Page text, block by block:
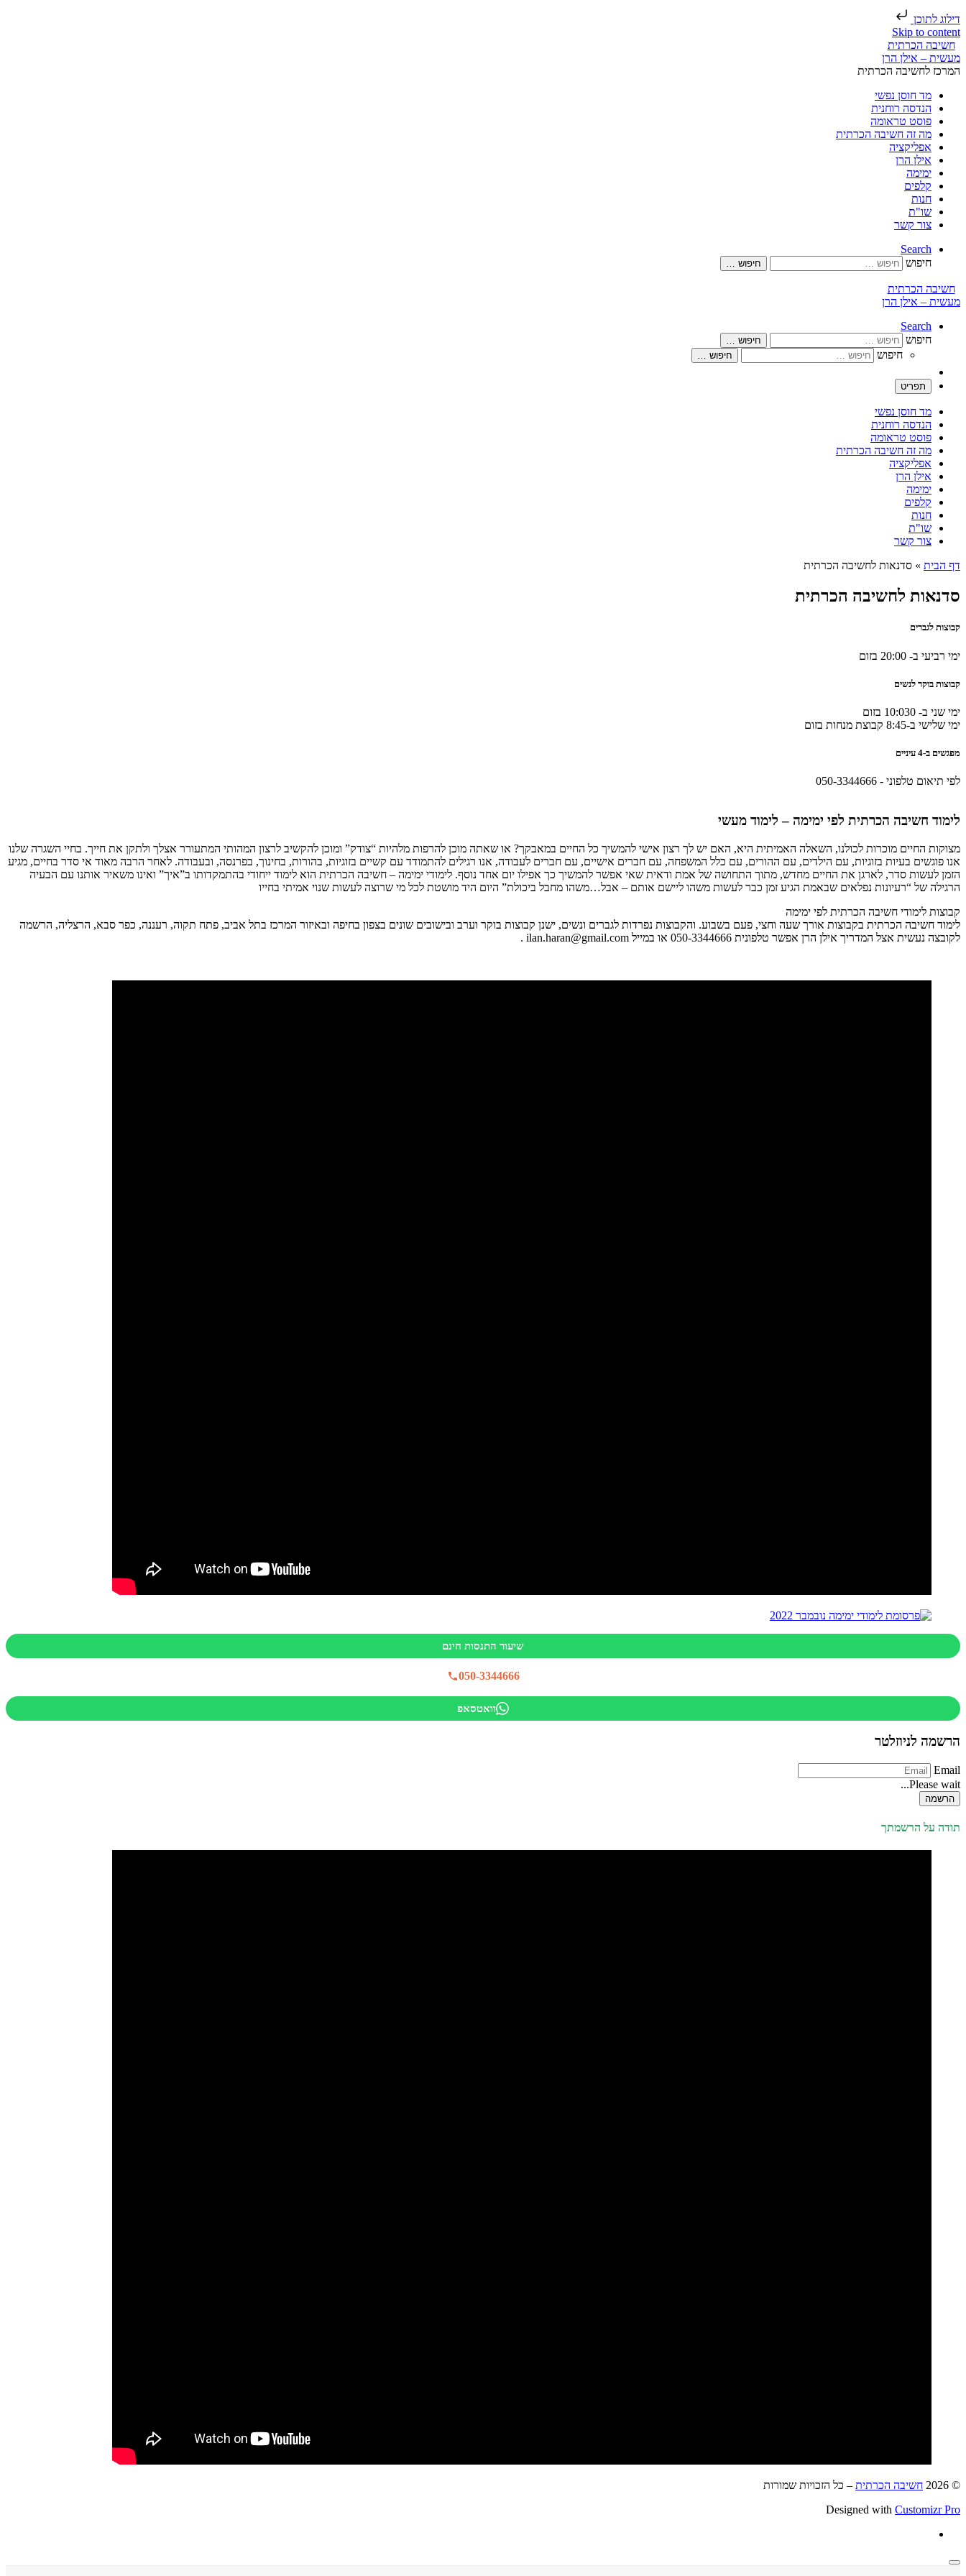
דילוג לתוכן
Skip to content
חשיבה הכרתית
המרכז לחשיבה הכרתית
מד חוסן נפשי
הנדסה רוחנית
פוסט טראומה
מה זה חשיבה הכרתית
אפליקציה
אילן הרן
ימימה
קלפים
חנות
שו"ת
צור קשר
Search
חיפוש
חיפוש …
חשיבה הכרתית
Search
חיפוש
חיפוש …
חיפוש חיפוש …
תפריט
מד חוסן נפשי
הנדסה רוחנית
פוסט טראומה
מה זה חשיבה הכרתית
אפליקציה
אילן הרן
ימימה
קלפים
חנות
שו"ת
צור קשר
דף הבית » סדנאות לחשיבה הכרתית
סדנאות לחשיבה הכרתית
קבוצות לגברים
ימי רביעי ב- 20:00 בזום
קבוצות בוקר לנשים
ימי שני ב- 10:030 בזום
ימי שלישי ב-8:45 קבוצת מנחות בזום
מפגשים ב-4 עיניים
לפי תיאום טלפוני - 050-3344666
לימוד חשיבה הכרתית לפי ימימה – לימוד מעשי
מצוקות החיים מוכרות לכולנו, השאלה האמיתית היא, האם יש לך רצון אישי להמשיך כל החיים במאבקך? או שאתה מוכן להרפות מלהיות “צודק” ומוכן להקשיב לרצון המהותי המתעורר אצלך ולתקן את חייך. בחיי השגרה שלנו
אנו פוגשים בעיות בזוגיות, עם הילדים, עם ההורים, עם כלל המשפחה, עם חברים אישיים, עם חברים לעבודה, אנו רגילים להתמודד עם קשיים בזוגיות, בהורות, בחינוך, בפרנסה, ובעבודה. לאחר הרבה מאוד אי סדר בחיים, מגיע
הזמן לעשות סדר, לארגן את החיים מחדש, מתוך התחושה של אמת ודאית שאי אפשר להמשיך כך אפילו יום אחד נוסף. לימודי ימימה – חשיבה הכרתית הוא לימוד ייחודי בהתמקדותו ב”איך” ואינו משאיר אותנו עם הבעיה
הרגילה של “רעיונות נפלאים שבאמת הגיע זמן כבר לעשות משהו ליישם אותם – אבל…משהו מחבל ביכולת” היום היד מושטת לכל מי שרוצה לעשות שנוי אמיתי בחייו
קבוצות לימודי חשיבה הכרתית לפי ימימה
לימוד חשיבה הכרתית בקבוצות אורך שעה וחצי, פעם בשבוע. והקבוצות נפרדות לגברים ונשים, ישנן קבוצות בוקר וערב ובישובים שונים בצפון בחיפה ובאיזור המרכז בתל אביב, פתח תקוה, רעננה, כפר סבא, הרצליה, הרשמה
לקובצה נעשית אצל המדריך אילן הרן אפשר טלפונית 050-3344666 או במייל ilan.haran@gmail.com .
שיעור התנסות חינם
050-3344666
וואטסאפ
הרשמה לניוזלטר
Email
Please wait...
הרשמה
תודה על הרשמתך
© 2026 חשיבה הכרתית – כל הזכויות שמורות
Designed with Customizr Pro